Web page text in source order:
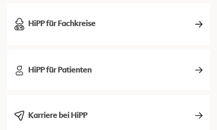
HiPP für Fachkreise
HiPP für Patienten
Karriere bei HiPP